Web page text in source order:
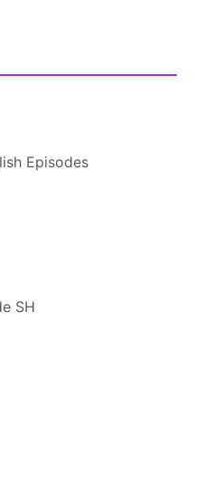
Episodes
SH